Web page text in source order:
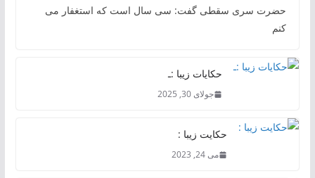
حضرت سری سقطی گفت: سی سال است که استغفار می
کنم
حکایات زیبا :ـ
جولای 30, 2025
حکایت زیبا :
می 24, 2023